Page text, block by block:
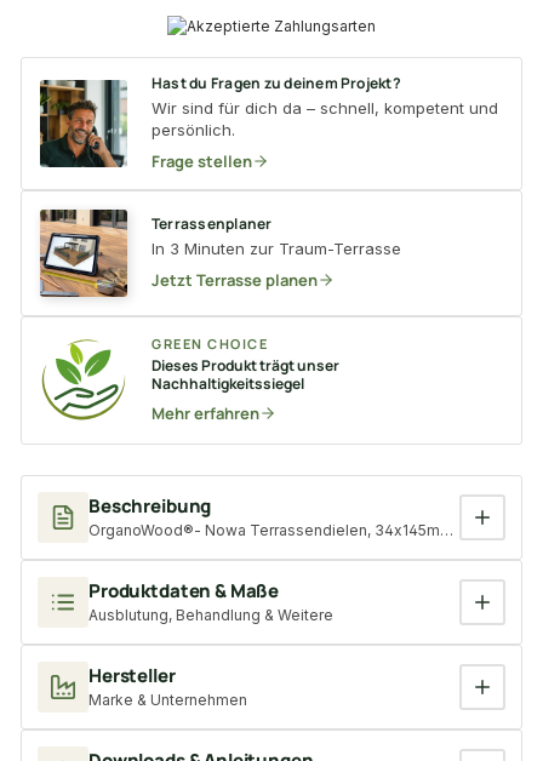
Beschreibung
OrganoWood®- Nowa Terrassendielen, 34x145mm KD, glatt/
Produktdaten & Maße
Ausblutung, Behandlung & Weitere
Hersteller
Marke & Unternehmen
Hast du Fragen zu deinem Projekt?
Wir sind für dich da – schnell, kompetent und
persönlich.
Frage stellen
Terrassenplaner
In 3 Minuten zur Traum-Terrasse
Jetzt Terrasse planen
GREEN CHOICE
Dieses Produkt trägt unser
Nachhaltigkeitssiegel
Mehr erfahren